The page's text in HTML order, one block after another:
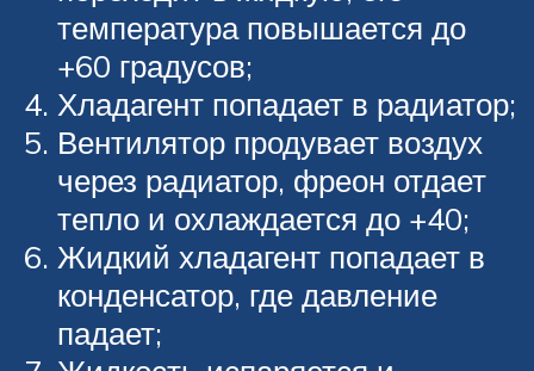
температура повышается до
+60 градусов;
Хладагент попадает в радиатор;
Вентилятор продувает воздух
через радиатор, фреон отдает
тепло и охлаждается до +40;
Жидкий хладагент попадает в
конденсатор, где давление
падает;